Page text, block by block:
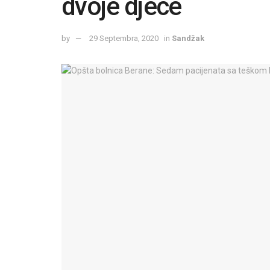
dvoje djece
by 29 Septembra, 2020 in Sandžak